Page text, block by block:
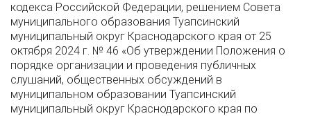
кодекса Российской Федерации, решением Совета
муниципального образования Туапсинский
муниципальный округ Краснодарского края от 25
октября 2024 г. № 46 «Об утверждении Положения о
порядке организации и проведения публичных
слушаний, общественных обсуждений в
муниципальном образовании Туапсинский
муниципальный округ Краснодарского края по